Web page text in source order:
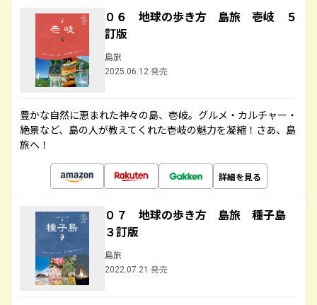
０６ 地球の歩き方 島旅 壱岐 ５
訂版
島旅
2025.06.12 発売
豊かな自然に恵まれた神々の島、壱岐。グルメ・カルチャー・
絶景など、島の人が教えてくれた壱岐の魅力を凝縮！さあ、島
旅へ！
詳細を見る
０７ 地球の歩き方 島旅 種子島
３訂版
島旅
2022.07.21 発売